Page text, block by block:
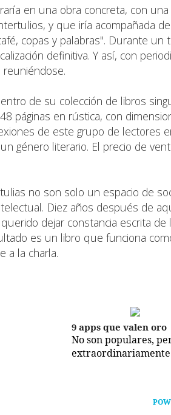
en una obra concreta, con
y que iría acompañada
copas y palabras". Durante un
definitiva. Y así, con
de su colección de libros
páginas en rústica, con
de este grupo de lectores
género literario. El precio de
no son solo un espacio de
Diez años después de
dejar constancia escrita
es un libro que funciona
a la charla.
9 apps que valen oro
No son populares,